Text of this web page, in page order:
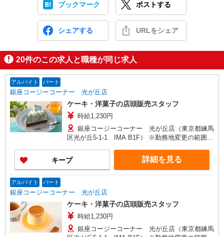
ブックマーク ポストする
シェアする URLをシェア
20件のこの求人と職種が同じ求人
アルバイト パート
銀座コージーコーナー 光が丘店
ケーキ・洋菓子の店頭販売スタッフ
時給1,230円
銀座コージーコーナー 光が丘店（東京都練馬
区光が丘5-1-1 IMA B1F） ※勤務地変更の範囲：
キープ 詳細を見る
アルバイト パート
銀座コージーコーナー 光が丘店
ケーキ・洋菓子の店頭販売スタッフ
時給1,230円
銀座コージーコーナー 光が丘店（東京都練馬